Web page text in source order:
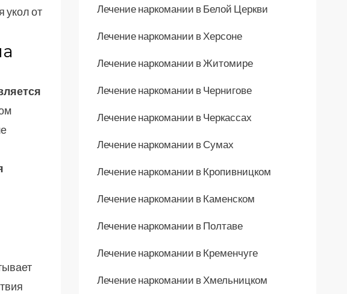
укол от
Лечение наркомании в Белой Церкви
Лечение наркомании в Херсоне
Лечение наркомании в Житомире
Лечение наркомании в Чернигове
Лечение наркомании в Черкассах
Лечение наркомании в Сумах
Лечение наркомании в Кропивницком
Лечение наркомании в Каменском
Лечение наркомании в Полтаве
Лечение наркомании в Кременчуге
Лечение наркомании в Хмельницком